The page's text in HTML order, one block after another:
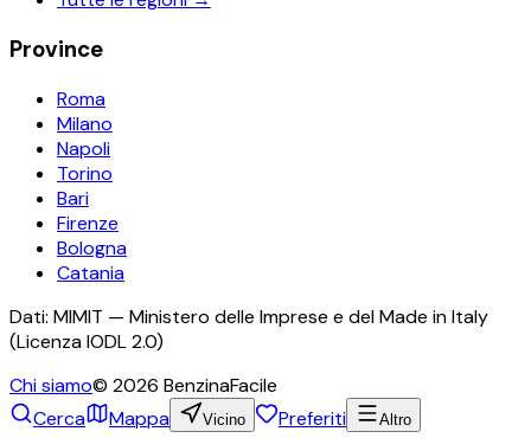
Province
Roma
Milano
Napoli
Torino
Bari
Firenze
Bologna
Catania
Dati: MIMIT — Ministero delle Imprese e del Made in Italy
(Licenza IODL 2.0)
Chi siamo© 2026 BenzinaFacile
Cerca
Mappa Vicino Preferiti Altro